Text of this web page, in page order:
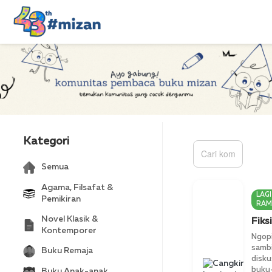
Kategori
Semua
Agama, Filsafat &
Pemikiran
Novel Klasik &
Kontemporer
Buku Remaja
LAGI
Fiksi